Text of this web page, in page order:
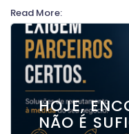
Read More:
HOJE,
NÃO É